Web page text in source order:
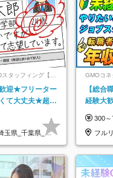
タッフィング【リ
迎★フリーター
て大丈夫★超大
玉県_千葉県_大
GMOコネ
ットグル
【総合
経験大
★
300～
フル